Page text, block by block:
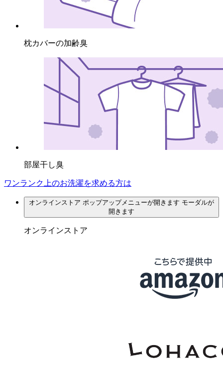
枕カバーの加齢臭
部屋干し臭
ワンランク上のお洗濯を求める方は
オンラインストア ポップアップメニューが開きます モーダルが
開きます
オンラインストア